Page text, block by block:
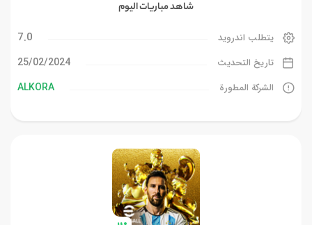
شاهد مباريات اليوم
يتطلب اندرويد 7.0
تاريخ التحديث 25/02/2024
الشركة المطورة ALKORA